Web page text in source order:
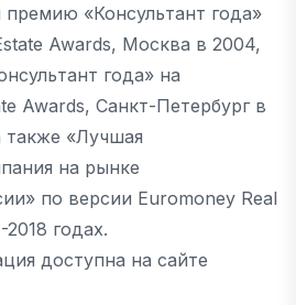
«Консультант года»
Awards, Москва в 2004,
года» на
Awards, Санкт-Петербург в
также «Лучшая
на рынке
по версии Euromoney Real
годах.
доступна на сайте